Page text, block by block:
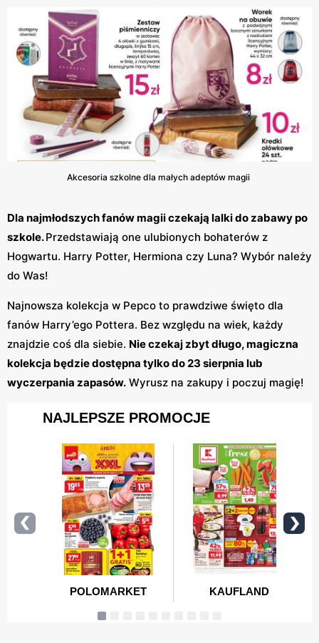
Akcesoria szkolne dla małych adeptów magii
Dla najmłodszych fanów magii czekają lalki do zabawy po
szkole.Przedstawiają one ulubionych bohaterów z
Hogwartu. Harry Potter, Hermiona czy Luna? Wybór należy
do Was!
Najnowsza kolekcja w Pepco to prawdziwe święto dla
fanów Harry’ego Pottera. Bez względu na wiek, każdy
znajdzie coś dla siebie. Nie czekaj zbyt długo, magiczna
kolekcja będzie dostępna tylko do 23 sierpnia lub
wyczerpania zapasów. Wyrusz na zakupy i poczuj magię!